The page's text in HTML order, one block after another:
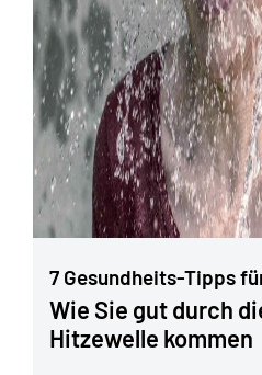
7 Gesundheits-Tipps
Wie Sie gut durch
Hitzewelle kommen